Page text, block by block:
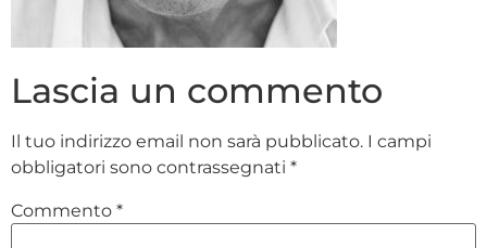
Lascia un commento
Il tuo indirizzo email non sarà pubblicato. I campi
obbligatori sono contrassegnati *
Commento *